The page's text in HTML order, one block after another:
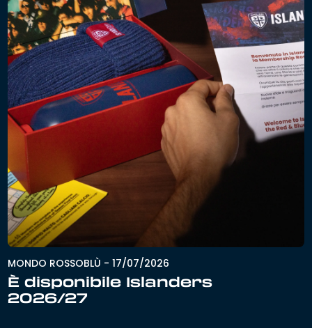
MONDO ROSSOBLÙ - 17/07/2026
È disponibile Islanders
2026/27